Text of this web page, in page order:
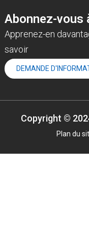
Abonnez-vous
Apprenez-en
savoir
DEMANDE
Copyright ©
Plan du